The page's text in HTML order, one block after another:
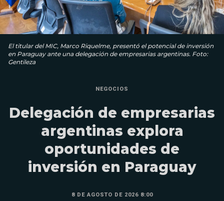
El titular del MIC, Marco Riquelme, presentó el potencial de inversión
en Paraguay ante una delegación de empresarias argentinas. Foto:
Gentileza
NEGOCIOS
Delegación de empresarias
argentinas explora
oportunidades de
inversión en Paraguay
8 DE AGOSTO DE 2026 8:00